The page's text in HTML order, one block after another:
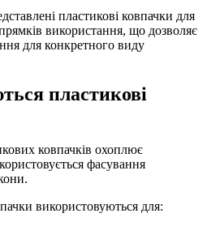
пластикові ковпачки для
використання, що дозволяє
для конкретного виду
пластикові
ковпачків охоплює
фасування
використовуються для: